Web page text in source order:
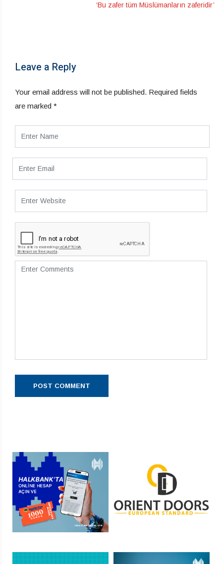
‘Bu zafer tüm Müslümanların zaferidir’
Leave a Reply
Your email address will not be published. Required fields
are marked *